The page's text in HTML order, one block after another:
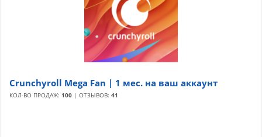
Crunchyroll Mega Fan | 1 мес. на ваш аккаунт
КОЛ-ВО ПРОДАЖ: 100 | ОТЗЫВОВ: 41